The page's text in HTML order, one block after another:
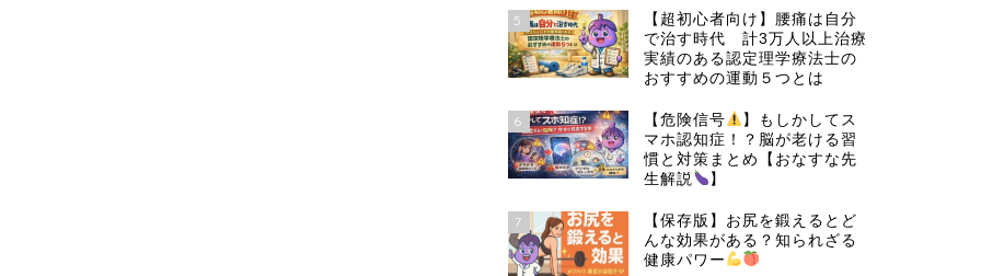
5
【超初心者向け】腰痛は自分
で治す時代 計3万人以上治療
実績のある認定理学療法士の
おすすめの運動５つとは
6 【危険信号
】もしかしてス
マホ認知症！？脳が老ける習
慣と対策まとめ【おなすな先
生解説
】
7
【保存版】お尻を鍛えるとど
んな効果がある？知られざる
健康パワー